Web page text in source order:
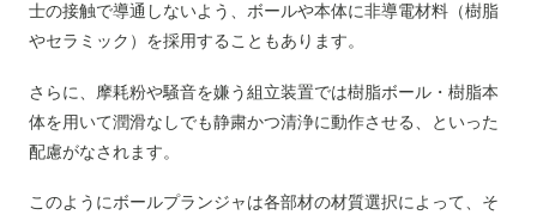
士の接触で導通しないよう、ボールや本体に非導電材料（樹脂
やセラミック）を採用することもあります。
さらに、摩耗粉や騒音を嫌う組立装置では樹脂ボール・樹脂本
体を用いて潤滑なしでも静粛かつ清浄に動作させる、といった
配慮がなされます。
このようにボールプランジャは各部材の材質選択によって、そ